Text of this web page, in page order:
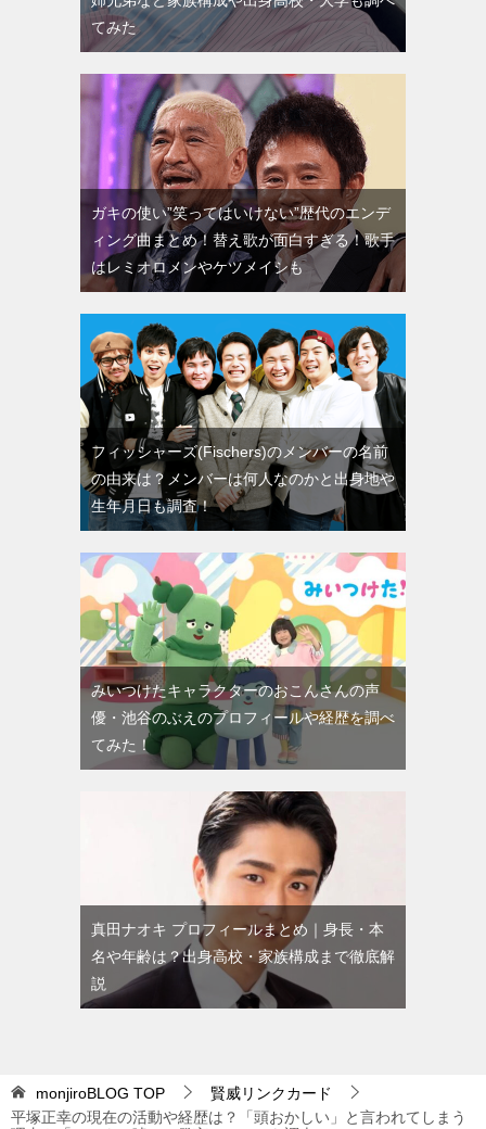
てみた
ガキの使い”笑ってはいけない”歴代のエンデ
ィング曲まとめ！替え歌が面白すぎる！歌手
はレミオロメンやケツメイシも
フィッシャーズ(Fischers)のメンバーの名前
の由来は？メンバーは何人なのかと出身地や
生年月日も調査！
みいつけたキャラクターのおこんさんの声
優・池谷のぶえのプロフィールや経歴を調べ
てみた！
真田ナオキ プロフィールまとめ｜身長・本
名や年齢は？出身高校・家族構成まで徹底解
説
monjiroBLOG TOP
賢威リンクカード
平塚正幸の現在の活動や経歴は？「頭おかしい」と言われてしまう